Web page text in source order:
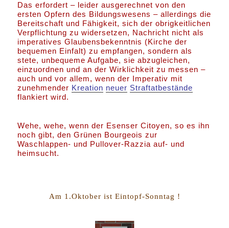
Das erfordert – leider ausgerechnet von den
ersten Opfern des Bildungswesens – allerdings die
Bereitschaft und Fähigkeit, sich der obrigkeitlichen
Verpflichtung zu widersetzen, Nachricht nicht als
imperatives Glaubensbekenntnis (Kirche der
bequemen Einfalt) zu empfangen, sondern als
stete, unbequeme Aufgabe, sie abzugleichen,
einzuordnen und an der Wirklichkeit zu messen –
auch und vor allem, wenn der Imperativ mit
zunehmender Kreation neuer Straftatbestände
flankiert wird.
Wehe, wehe, wenn der Esenser Citoyen, so es ihn
noch gibt, den Grünen Bourgeois zur
Waschlappen- und Pullover-Razzia auf- und
heimsucht.
Am 1.Oktober ist Eintopf-Sonntag !